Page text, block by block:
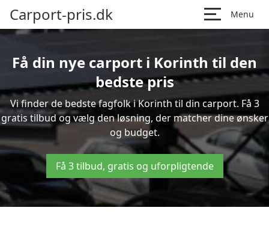
Carport-pris.dk Menu
Få din nye carport i Korinth til den
bedste pris
Vi finder de bedste fagfolk i Korinth til din carport. Få 3
gratis tilbud og vælg den løsning, der matcher dine ønsker
og budget.
Få 3 tilbud, gratis og uforpligtende